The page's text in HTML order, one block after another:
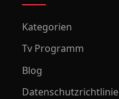
Kategorien
Tv Programm
Blog
Datenschutzrichtlinie